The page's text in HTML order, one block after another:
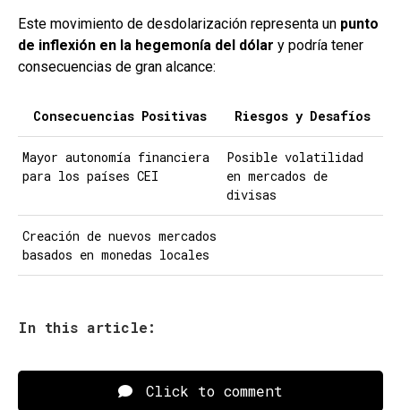
Este movimiento de desdolarización representa un punto
de inflexión en la hegemonía del dólar y podría tener
consecuencias de gran alcance:
Consecuencias Positivas Riesgos y Desafíos
Mayor autonomía financiera
para los países CEI
Posible volatilidad
en mercados de
divisas
Creación de nuevos mercados
basados en monedas locales
In this article:
Click to comment